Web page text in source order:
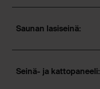
Saunan lasiseinä:
Seinä- ja kattopaneeli: